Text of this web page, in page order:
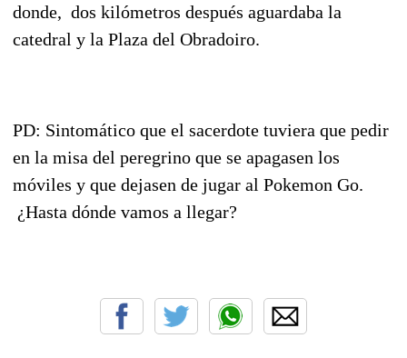
donde, dos kilómetros después aguardaba la
catedral y la Plaza del Obradoiro.
PD: Sintomático que el sacerdote tuviera que pedir
en la misa del peregrino que se apagasen los
móviles y que dejasen de jugar al Pokemon Go.
¿Hasta dónde vamos a llegar?